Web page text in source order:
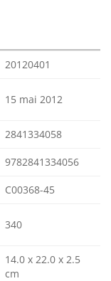
20120401
15 mai 2012
2841334058
9782841334056
C00368-45
340
14.0 x 22.0 x 2.5
cm